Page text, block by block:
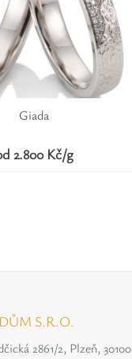
Giada
2.800 Kč/g
S.R.O.
2861/2, Plzeň, 30100